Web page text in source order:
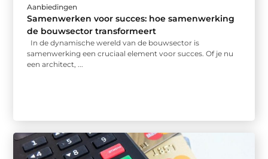
Aanbiedingen
Samenwerken voor succes: hoe samenwerking
de bouwsector transformeert
In de dynamische wereld van de bouwsector is
samenwerking een cruciaal element voor succes. Of je nu
een architect, ...